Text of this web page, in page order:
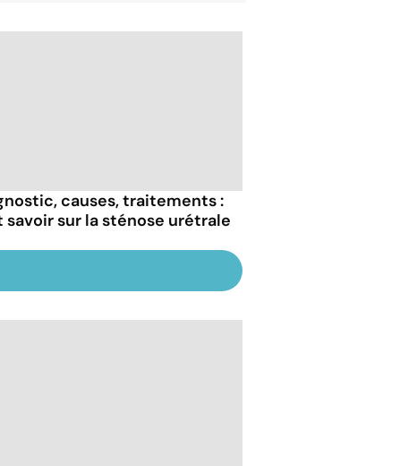
causes, traitements :
sur la sténose urétrale